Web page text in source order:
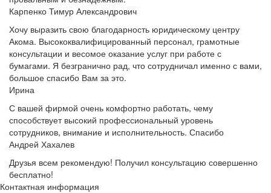
Карпенко Тимур Александрович
Хочу выразить свою благодарность юридическому центру
Акома. Высококвалифицированный персонал, грамотные
консультации и весомое оказание услуг при работе с
бумагами. Я безгранично рад, что сотрудничал именно с вами,
большое спасибо Вам за это.
Ирина
С вашей фирмой очень комфортно работать, чему
способствует высокий профессиональный уровень
сотрудников, внимание и исполнительность. Спасибо
Андрей Хахалев
Друзья всем рекомендую! Получил консультацию совершенно
бесплатно!
Контактная информация